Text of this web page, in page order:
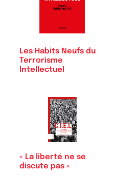
Les Habits Neufs du
Terrorisme
Intellectuel
« La liberté ne se
discute pas »